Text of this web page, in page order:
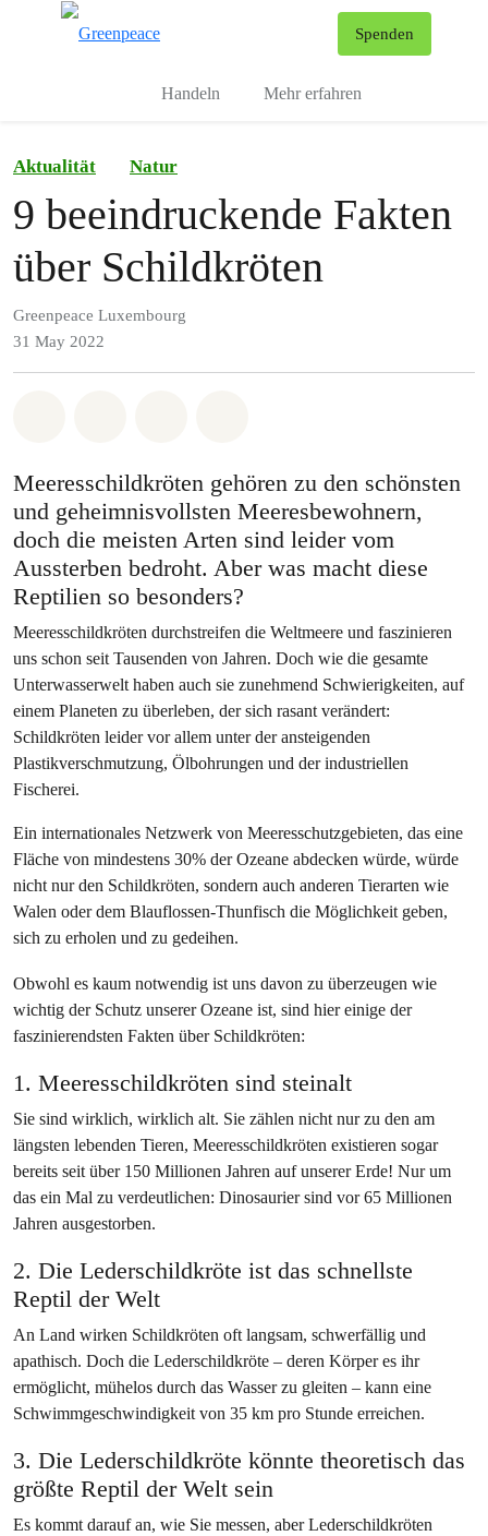
Spenden
Handeln Mehr erfahren
Aktualität Natur
9 beeindruckende Fakten
über Schildkröten
Greenpeace Luxembourg
31 May 2022
Meeresschildkröten gehören zu den schönsten
und geheimnisvollsten Meeresbewohnern,
doch die meisten Arten sind leider vom
Aussterben bedroht. Aber was macht diese
Reptilien so besonders?
Meeresschildkröten durchstreifen die Weltmeere und faszinieren
uns schon seit Tausenden von Jahren. Doch wie die gesamte
Unterwasserwelt haben auch sie zunehmend Schwierigkeiten, auf
einem Planeten zu überleben, der sich rasant verändert:
Schildkröten leider vor allem unter der ansteigenden
Plastikverschmutzung, Ölbohrungen und der industriellen
Fischerei.
Ein internationales Netzwerk von Meeresschutzgebieten, das eine
Fläche von mindestens 30% der Ozeane abdecken würde, würde
nicht nur den Schildkröten, sondern auch anderen Tierarten wie
Walen oder dem Blauflossen-Thunfisch die Möglichkeit geben,
sich zu erholen und zu gedeihen.
Obwohl es kaum notwendig ist uns davon zu überzeugen wie
wichtig der Schutz unserer Ozeane ist, sind hier einige der
faszinierendsten Fakten über Schildkröten:
1. Meeresschildkröten sind steinalt
Sie sind wirklich, wirklich alt. Sie zählen nicht nur zu den am
längsten lebenden Tieren, Meeresschildkröten existieren sogar
bereits seit über 150 Millionen Jahren auf unserer Erde! Nur um
das ein Mal zu verdeutlichen: Dinosaurier sind vor 65 Millionen
Jahren ausgestorben.
2. Die Lederschildkröte ist das schnellste
Reptil der Welt
An Land wirken Schildkröten oft langsam, schwerfällig und
apathisch. Doch die Lederschildkröte – deren Körper es ihr
ermöglicht, mühelos durch das Wasser zu gleiten – kann eine
Schwimmgeschwindigkeit von 35 km pro Stunde erreichen.
3. Die Lederschildkröte könnte theoretisch das
größte Reptil der Welt sein
Es kommt darauf an, wie Sie messen, aber Lederschildkröten